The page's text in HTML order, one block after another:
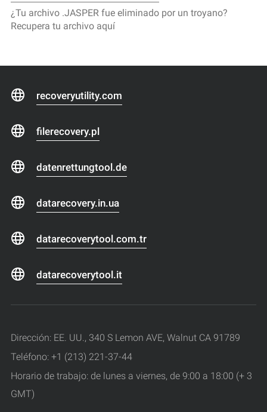
¿Tu archivo .JASPER fue eliminado por un troyano?
Recupera tu archivo aquí
recoveryutility.com
filerecovery.pl
datenrettungtool.de
datarecovery.in.ua
datarecoverytool.com.tr
datarecoverytool.it
Dirección: EE. UU., 340 S Lemon AVE, Walnut CA 91789
Teléfono: +1 (213) 221-37-44
Horario de trabajo: de lunes a viernes, de 9:00 a 18:00 (+ 3
GMT)